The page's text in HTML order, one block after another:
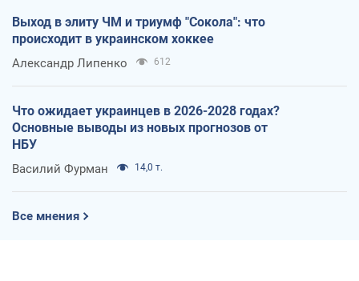
Выход в элиту ЧМ и триумф "Сокола": что
происходит в украинском хоккее
Александр Липенко 612
Что ожидает украинцев в 2026-2028 годах?
Основные выводы из новых прогнозов от
НБУ
Василий Фурман 14,0 т.
Все мнения